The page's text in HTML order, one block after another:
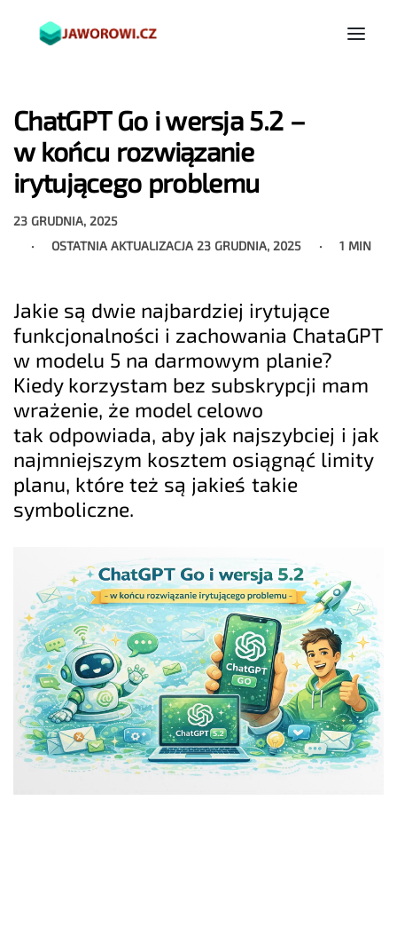
ChatGPT Go i wersja 5.2 –
w końcu rozwiązanie
irytującego problemu
23 GRUDNIA, 2025
OSTATNIA AKTUALIZACJA 23 GRUDNIA, 2025 1 MIN
Jakie są dwie najbardziej irytujące
funkcjonalności i zachowania ChataGPT
w modelu 5 na darmowym planie?
Kiedy korzystam bez subskrypcji mam
wrażenie, że model celowo
tak odpowiada, aby jak najszybciej i jak
najmniejszym kosztem osiągnąć limity
planu, które też są jakieś takie
symboliczne.